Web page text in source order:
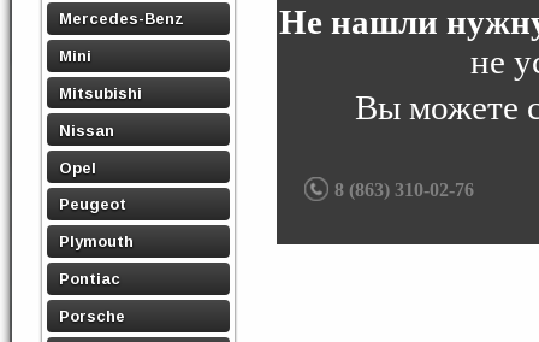
Mercedes-Benz
Mini
Mitsubishi
Nissan
Opel
Peugeot
Plymouth
Pontiac
Porsche
Не нашли
не
Вы можете
8 (863) 310-02-76